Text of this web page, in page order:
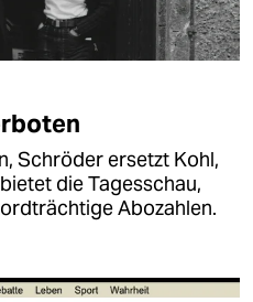
Schröder ersetzt Kohl,
die Tagesschau,
Abozahlen.